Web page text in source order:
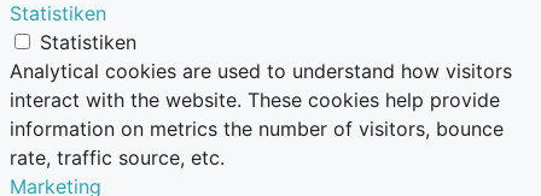
Statistiken
Statistiken
Analytical cookies are used to understand how visitors
interact with the website. These cookies help provide
information on metrics the number of visitors, bounce
rate, traffic source, etc.
Marketing